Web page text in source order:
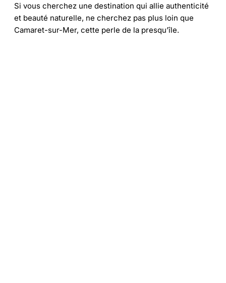
Si vous cherchez une destination qui allie authenticité
et beauté naturelle, ne cherchez pas plus loin que
Camaret-sur-Mer, cette perle de la presqu’île.